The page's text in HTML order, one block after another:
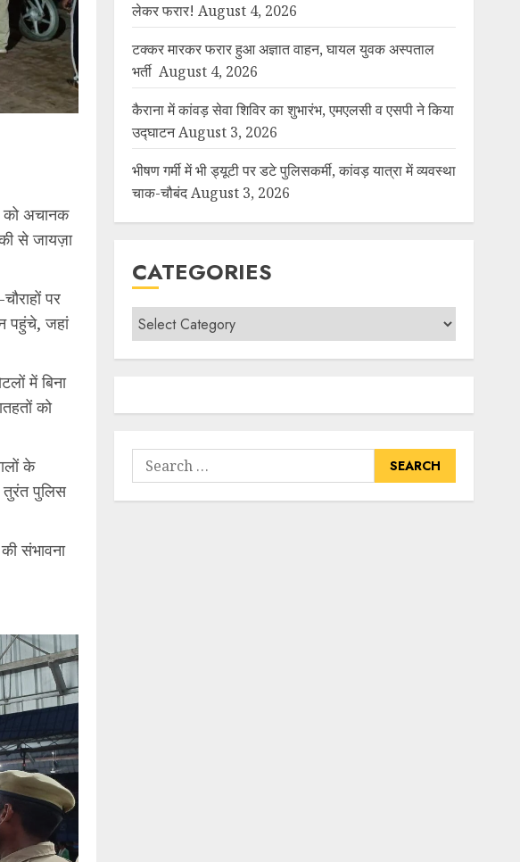
को अचानक
से जायज़ा
पर
पहुंचे, जहां
में बिना
को
के
तुरंत पुलिस
संभावना
लेकर फरार! August 4, 2026
टक्कर मारकर फरार हुआ अज्ञात वाहन, घायल युवक अस्पताल
भर्ती August 4, 2026
कैराना में कांवड़ सेवा शिविर का शुभारंभ, एमएलसी व एसपी ने किया
उद्घाटन August 3, 2026
भीषण गर्मी में भी ड्यूटी पर डटे पुलिसकर्मी, कांवड़ यात्रा में व्यवस्था
चाक-चौबंद August 3, 2026
CATEGORIES